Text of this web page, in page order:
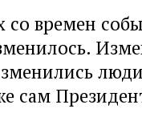
со времен
сам